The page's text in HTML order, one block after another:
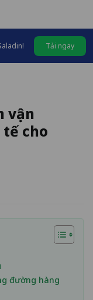
Tải ngay
vận
tế cho
đường hàng